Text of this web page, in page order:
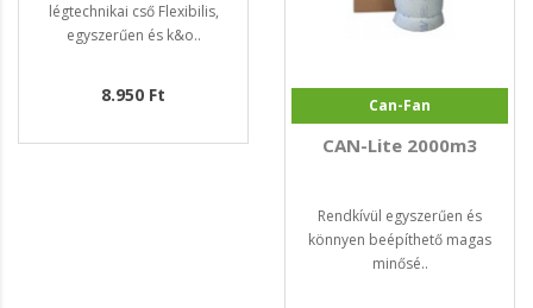
légtechnikai cső Flexibilis,
egyszerűen és k&o..
8.950 Ft Can-Fan
CAN-Lite 2000m3
Rendkívül egyszerűen és
könnyen beépíthető magas
minősé..